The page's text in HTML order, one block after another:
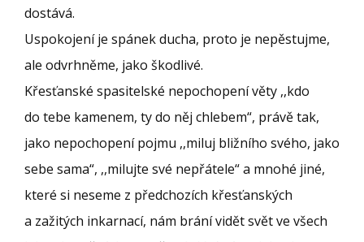
dostává.
Uspokojení je spánek ducha, proto je nepěstujme,
ale odvrhněme, jako škodlivé.
Křesťanské spasitelské nepochopení věty ,,kdo
do tebe kamenem, ty do něj chlebem“, právě tak,
jako nepochopení pojmu ,,miluj bližního svého, jako
sebe sama“, ,,milujte své nepřátele“ a mnohé jiné,
které si neseme z předchozích křesťanských
a zažitých inkarnací, nám brání vidět svět ve všech